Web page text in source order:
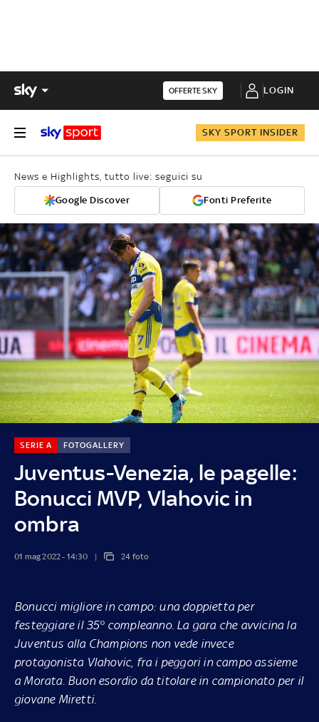
OFFERTE SKY LOGIN
SKY SPORT INSIDER
News e Highlights, tutto live: seguici su
Google Discover Fonti Preferite
Juventus-Venezia, le pagelle:
Bonucci MVP, Vlahovic in
ombra
SERIE A FOTOGALLERY
01 mag 2022 - 14:30 24 foto
Bonucci migliore in campo: una doppietta per
festeggiare il 35° compleanno. La gara che avvicina la
Juventus alla Champions non vede invece
protagonista Vlahovic, fra i peggori in campo assieme
a Morata. Buon esordio da titolare in campionato per il
giovane Miretti.